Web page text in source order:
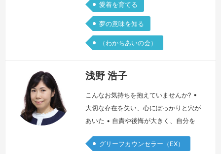
愛着を育てる
夢の意味を知る
（わかちあいの会）
浅野 浩子
こんなお気持ちを抱えていませんか? •
大切な存在を失い、心にぽっかりと穴が
あいた • 自責や後悔が大きく、自分を
そうにふるまっているけれど、本当はつ
グリーフカウンセラー（EX）